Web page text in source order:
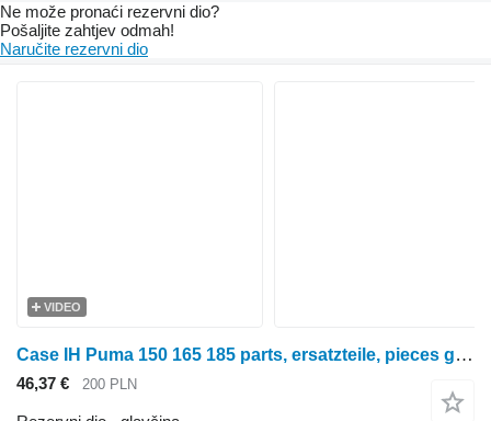
Ne može pronaći rezervni dio?
Pošaljite zahtjev odmah!
Naručite rezervni dio
VIDEO
Case IH Puma 150 165 185 parts, ersatzteile, pieces glavčina za Case Puma 150 165 185 traktora na kotačima
46,37 € 200 PLN